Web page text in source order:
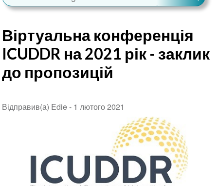
Віртуальна конференція
ICUDDR на 2021 рік - заклик
до пропозицій
Відправив(а) Edie - 1 лютого 2021